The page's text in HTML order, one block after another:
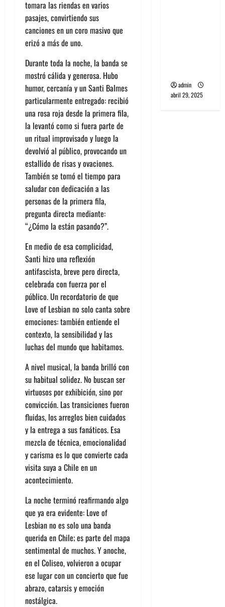
tomara las riendas en varios
pasajes, convirtiendo sus
canciones en un coro masivo que
erizó a más de uno.
Durante toda la noche, la banda se
mostró cálida y generosa. Hubo
humor, cercanía y un Santi Balmes
particularmente entregado: recibió
una rosa roja desde la primera fila,
la levantó como si fuera parte de
un ritual improvisado y luego la
devolvió al público, provocando un
estallido de risas y ovaciones.
También se tomó el tiempo para
saludar con dedicación a las
personas de la primera fila,
pregunta directa mediante:
“¿Cómo la están pasando?”.
En medio de esa complicidad,
Santi hizo una reflexión
antifascista, breve pero directa,
celebrada con fuerza por el
público. Un recordatorio de que
Love of Lesbian no solo canta sobre
emociones: también entiende el
contexto, la sensibilidad y las
luchas del mundo que habitamos.
A nivel musical, la banda brilló con
su habitual solidez. No buscan ser
virtuosos por exhibición, sino por
convicción. Las transiciones fueron
fluidas, los arreglos bien cuidados
y la entrega a sus fanáticos. Esa
mezcla de técnica, emocionalidad
y carisma es lo que convierte cada
visita suya a Chile en un
acontecimiento.
La noche terminó reafirmando algo
que ya era evidente: Love of
Lesbian no es solo una banda
querida en Chile; es parte del mapa
sentimental de muchos. Y anoche,
en el Coliseo, volvieron a ocupar
ese lugar con un concierto que fue
abrazo, catarsis y emoción
nostálgica.
admin
abril 29, 2025